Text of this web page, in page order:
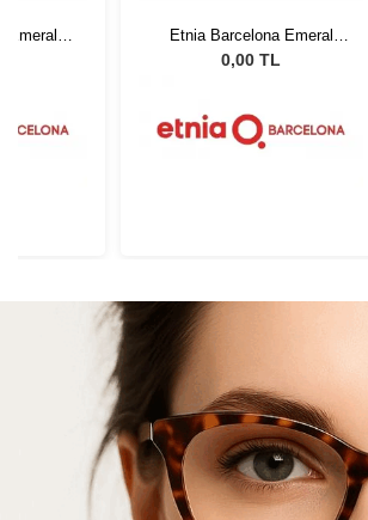
Emeral
Etnia Barcelona Emeral
BLTQ 52
0,00 TL